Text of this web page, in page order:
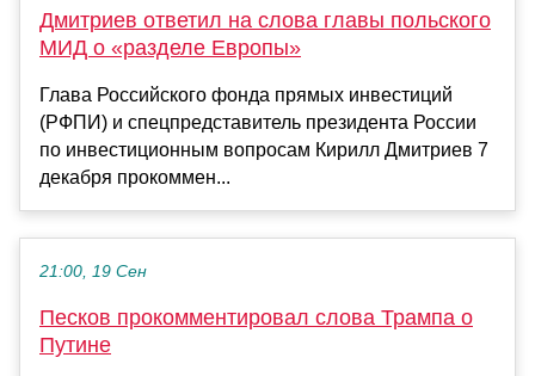
Дмитриев ответил на слова главы польского
МИД о «разделе Европы»
Глава Российского фонда прямых инвестиций
(РФПИ) и спецпредставитель президента России
по инвестиционным вопросам Кирилл Дмитриев 7
декабря прокоммен...
21:00, 19 Сен
Песков прокомментировал слова Трампа о
Путине